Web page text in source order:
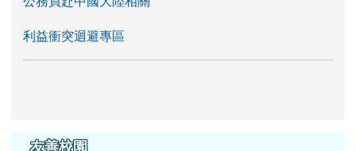
利益衝突迴避專區
友善校園